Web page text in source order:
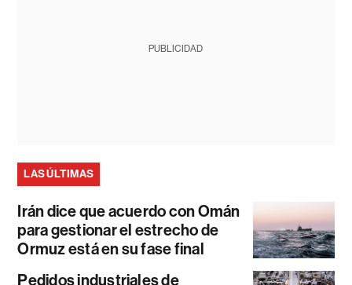
PUBLICIDAD
LAS ÚLTIMAS
Irán dice que acuerdo con Omán
para gestionar el estrecho de
Ormuz está en su fase final
Pedidos industriales de